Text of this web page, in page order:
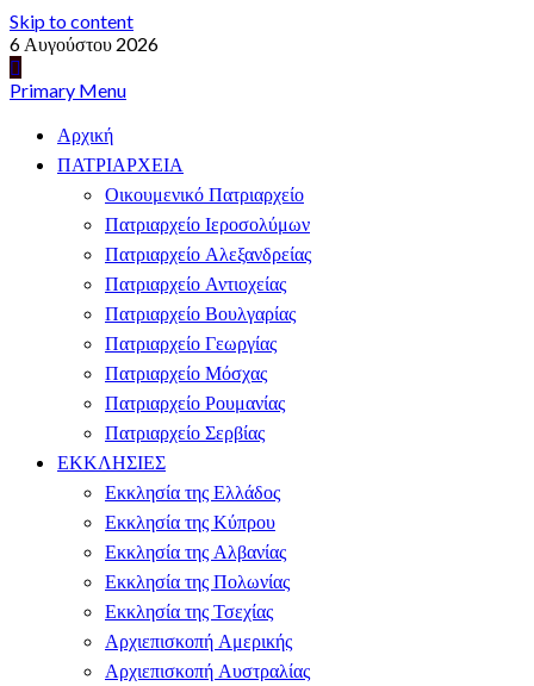
Skip to content
6 Αυγούστου 2026
Primary Menu
Αρχική
ΠΑΤΡΙΑΡΧΕΙΑ
Οικουμενικό Πατριαρχείο
Πατριαρχείο Ιεροσολύμων
Πατριαρχείο Αλεξανδρείας
Πατριαρχείο Αντιοχείας
Πατριαρχείο Βουλγαρίας
Πατριαρχείο Γεωργίας
Πατριαρχείο Μόσχας
Πατριαρχείο Ρουμανίας
Πατριαρχείο Σερβίας
ΕΚΚΛΗΣΙΕΣ
Εκκλησία της Ελλάδος
Εκκλησία της Κύπρου
Εκκλησία της Αλβανίας
Εκκλησία της Πολωνίας
Εκκλησία της Τσεχίας
Αρχιεπισκοπή Αμερικής
Αρχιεπισκοπή Αυστραλίας